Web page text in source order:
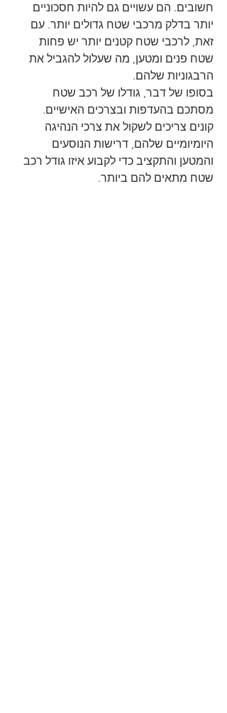
חשובים. הם עשויים גם להיות חסכוניים
יותר בדלק מרכבי שטח גדולים יותר. עם
זאת, לרכבי שטח קטנים יותר יש פחות
שטח פנים ומטען, מה שעלול להגביל את
הרבגוניות שלהם.
בסופו של דבר, גודלו של רכב שטח
מסתכם בהעדפות ובצרכים האישיים.
קונים צריכים לשקול את צרכי הנהיגה
היומיומיים שלהם, דרישות הנוסעים
והמטען והתקציב כדי לקבוע איזו גודל רכב
שטח מתאים להם ביותר.